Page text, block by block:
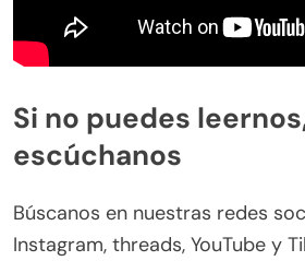
Si no puedes
escúchanos
Búscanos en nuestras redes
Instagram, threads, YouTube y